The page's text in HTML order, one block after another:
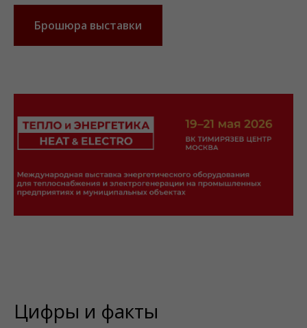
Брошюра выставки
Цифры и факты